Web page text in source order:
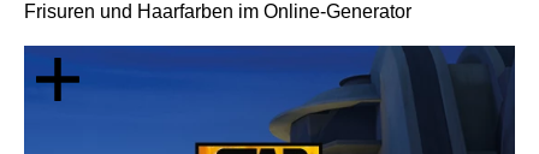
Frisuren und Haarfarben im Online-Generator